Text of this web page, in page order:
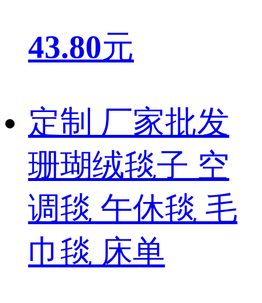
43.80元
定制 厂家批发
珊瑚绒毯子 空
调毯 午休毯 毛
巾毯 床单